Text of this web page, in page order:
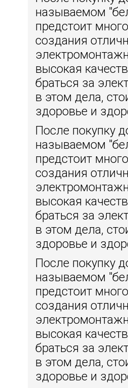
называемом
предстоит
создания
высокая
браться за
в этом дела,
здоровье и
После покупку
называемом
предстоит
создания
высокая
браться за
в этом дела,
здоровье и
После покупку
называемом
предстоит
создания
высокая
браться за
в этом дела,
здоровье и